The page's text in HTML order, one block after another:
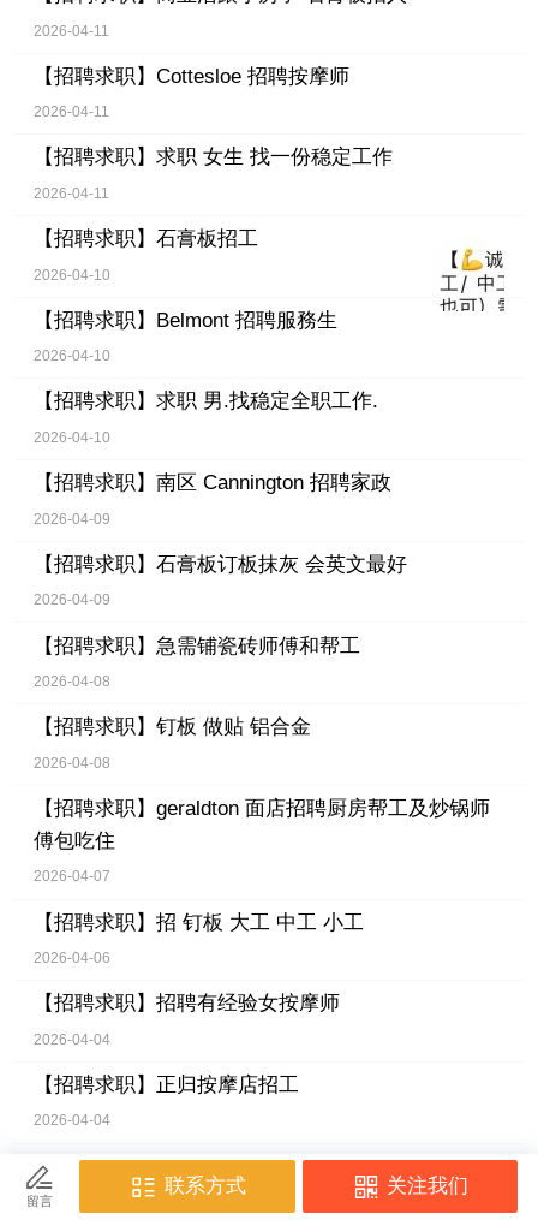
2026-04-11
【招聘求职】 Cottesloe 招聘按摩师
2026-04-11
【招聘求职】 求职 女生 找一份稳定工作
2026-04-11
【招聘求职】 石膏板招工
2026-04-10
【招聘求职】 Belmont 招聘服務生
2026-04-10
【招聘求职】 求职 男.找稳定全职工作.
2026-04-10
【招聘求职】 南区 Cannington 招聘家政
2026-04-09
【招聘求职】 石膏板订板抹灰 会英文最好
2026-04-09
【招聘求职】 急需铺瓷砖师傅和帮工
2026-04-08
【招聘求职】 钉板 做贴 铝合金
2026-04-08
【招聘求职】 geraldton 面店招聘厨房帮工及炒锅师
傅包吃住
2026-04-07
【招聘求职】 招 钉板 大工 中工 小工
2026-04-06
【招聘求职】 招聘有经验女按摩师
2026-04-04
【招聘求职】 正归按摩店招工
2026-04-04
【招聘求职】Gyprock小房子招中工 大工，钉板抹灰
推机器。需要长期，